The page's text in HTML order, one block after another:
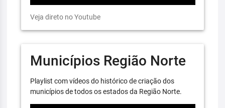
Veja direto no Youtube
Municípios Região Norte
Playlist com vídeos do histórico de criação dos
municípios de todos os estados da Região Norte.